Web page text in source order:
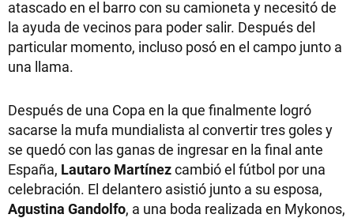
atascado en el barro con su camioneta y necesitó de
la ayuda de vecinos para poder salir. Después del
particular momento, incluso posó en el campo junto a
una llama.
Después de una Copa en la que finalmente logró
sacarse la mufa mundialista al convertir tres goles y
se quedó con las ganas de ingresar en la final ante
España, Lautaro Martínezcambió el fútbol por una
celebración. El delantero asistió junto a su esposa,
Agustina Gandolfo, a una boda realizada en Mykonos,